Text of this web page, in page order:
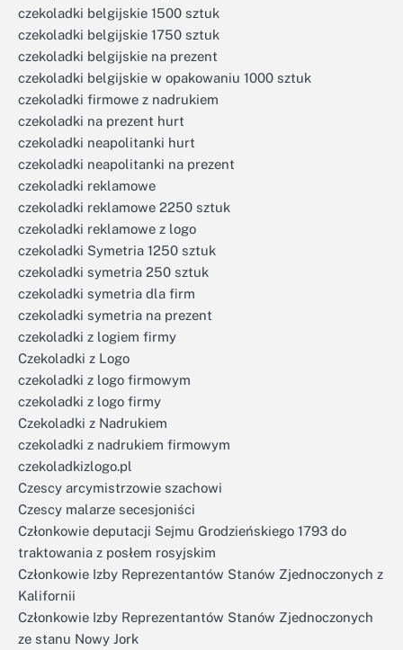
czekoladki belgijskie 1500 sztuk
czekoladki belgijskie 1750 sztuk
czekoladki belgijskie na prezent
czekoladki belgijskie w opakowaniu 1000 sztuk
czekoladki firmowe z nadrukiem
czekoladki na prezent hurt
czekoladki neapolitanki hurt
czekoladki neapolitanki na prezent
czekoladki reklamowe
czekoladki reklamowe 2250 sztuk
czekoladki reklamowe z logo
czekoladki Symetria 1250 sztuk
czekoladki symetria 250 sztuk
czekoladki symetria dla firm
czekoladki symetria na prezent
czekoladki z logiem firmy
Czekoladki z Logo
czekoladki z logo firmowym
czekoladki z logo firmy
Czekoladki z Nadrukiem
czekoladki z nadrukiem firmowym
czekoladkizlogo.pl
Czescy arcymistrzowie szachowi
Czescy malarze secesjoniści
Członkowie deputacji Sejmu Grodzieńskiego 1793 do
traktowania z posłem rosyjskim
Członkowie Izby Reprezentantów Stanów Zjednoczonych z
Kalifornii
Członkowie Izby Reprezentantów Stanów Zjednoczonych
ze stanu Nowy Jork